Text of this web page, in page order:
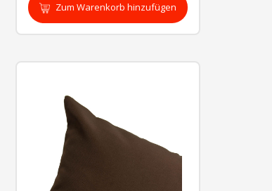
Zum Warenkorb hinzufügen